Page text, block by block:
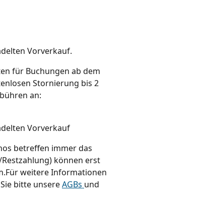
Vorverkauf.
für Buchungen ab dem
Stornierung bis 2
an:
Vorverkauf
betreffen immer das
können erst
weitere Informationen
bitte unsere AGBs und